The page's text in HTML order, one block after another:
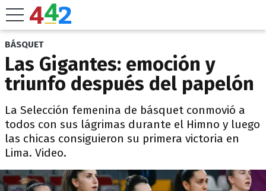
BÁSQUET
Las Gigantes: emoción y
triunfo después del papelón
La Selección femenina de básquet conmovió a
todos con sus lágrimas durante el Himno y luego
las chicas consiguieron su primera victoria en
Lima. Video.